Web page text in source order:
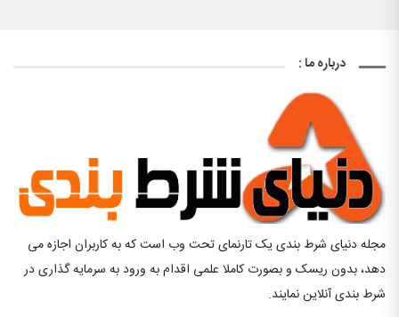
درباره ما :
مجله دنیای شرط بندی یک تارنمای تحت وب است که به کاربران اجازه می
دهد، بدون ریسک و بصورت کاملا علمی اقدام به ورود به سرمایه گذاری در
شرط بندی آنلاین نمایند.